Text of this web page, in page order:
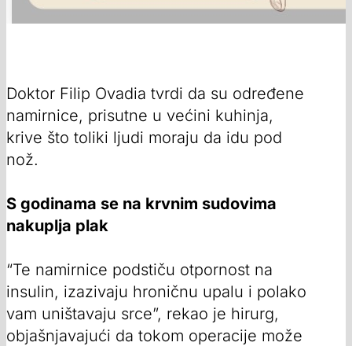
Doktor Filip Ovadia tvrdi da su određene
namirnice, prisutne u većini kuhinja,
krive što toliki ljudi moraju da idu pod
nož.
S godinama se na krvnim sudovima
nakuplja plak
“Te namirnice podstiču otpornost na
insulin, izazivaju hroničnu upalu i polako
vam uništavaju srce”, rekao je hirurg,
objašnjavajući da tokom operacije može